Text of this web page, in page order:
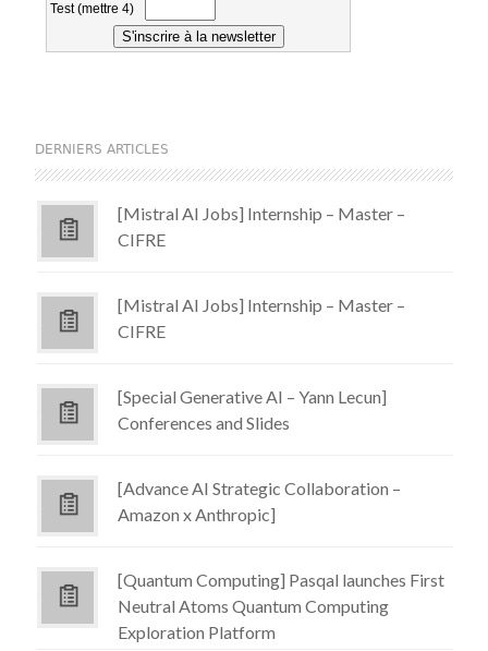
DERNIERS ARTICLES
[Mistral AI Jobs] Internship – Master –
CIFRE
[Mistral AI Jobs] Internship – Master –
CIFRE
[Special Generative AI – Yann Lecun]
Conferences and Slides
[Advance AI Strategic Collaboration –
Amazon x Anthropic]
[Quantum Computing] Pasqal launches First
Neutral Atoms Quantum Computing
Exploration Platform